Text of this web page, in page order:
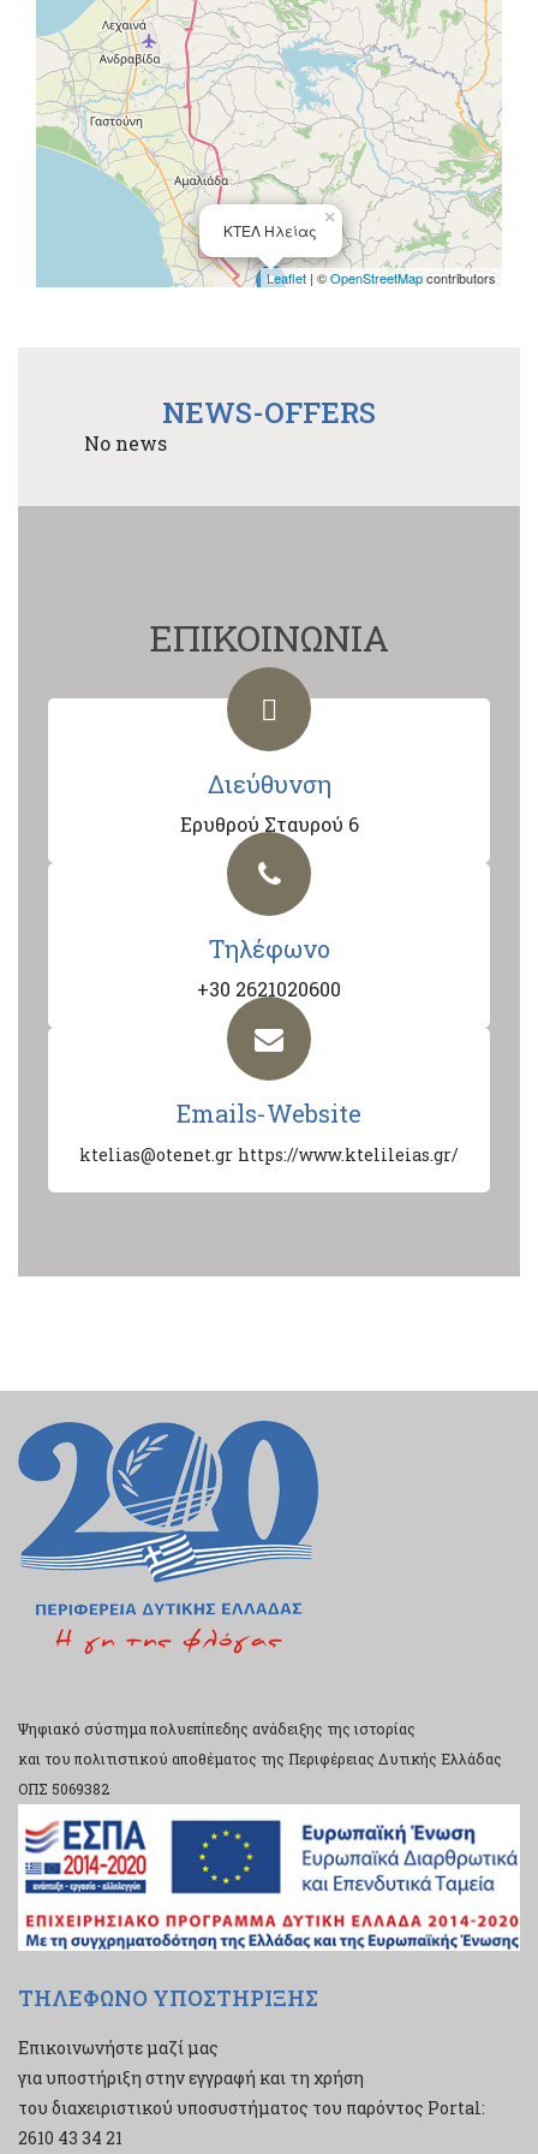
ΚΤΕΛ Ηλείας
×
Leaflet | ©OpenStreetMapcontributors
NEWS-OFFERS
No news
ΕΠΙΚΟΙΝΩΝΙΑ
Διεύθυνση
Ερυθρού Σταυρού 6
Τηλέφωνο
+30 2621020600
Emails-Website
ktelias@otenet.gr https://www.ktelileias.gr/
Ψηφιακό σύστημα πολυεπίπεδης ανάδειξης της ιστορίας
και του πολιτιστικού αποθέματος της Περιφέρειας Δυτικής Ελλάδας
ΟΠΣ 5069382
ΤΗΛΕΦΩΝΟ ΥΠΟΣΤΗΡΙΞΗΣ
Επικοινωνήστε μαζί μας
για υποστήριξη στην εγγραφή και τη χρήση
του διαχειριστικού υποσυστήματος του παρόντος Portal:
2610 43 34 21